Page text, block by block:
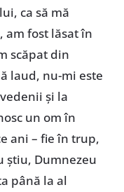
ca să mă
fost lăsat în
scăpat din
laud, nu-mi este
și la
un om în
ani – fie în trup,
știu, Dumnezeu
până la al